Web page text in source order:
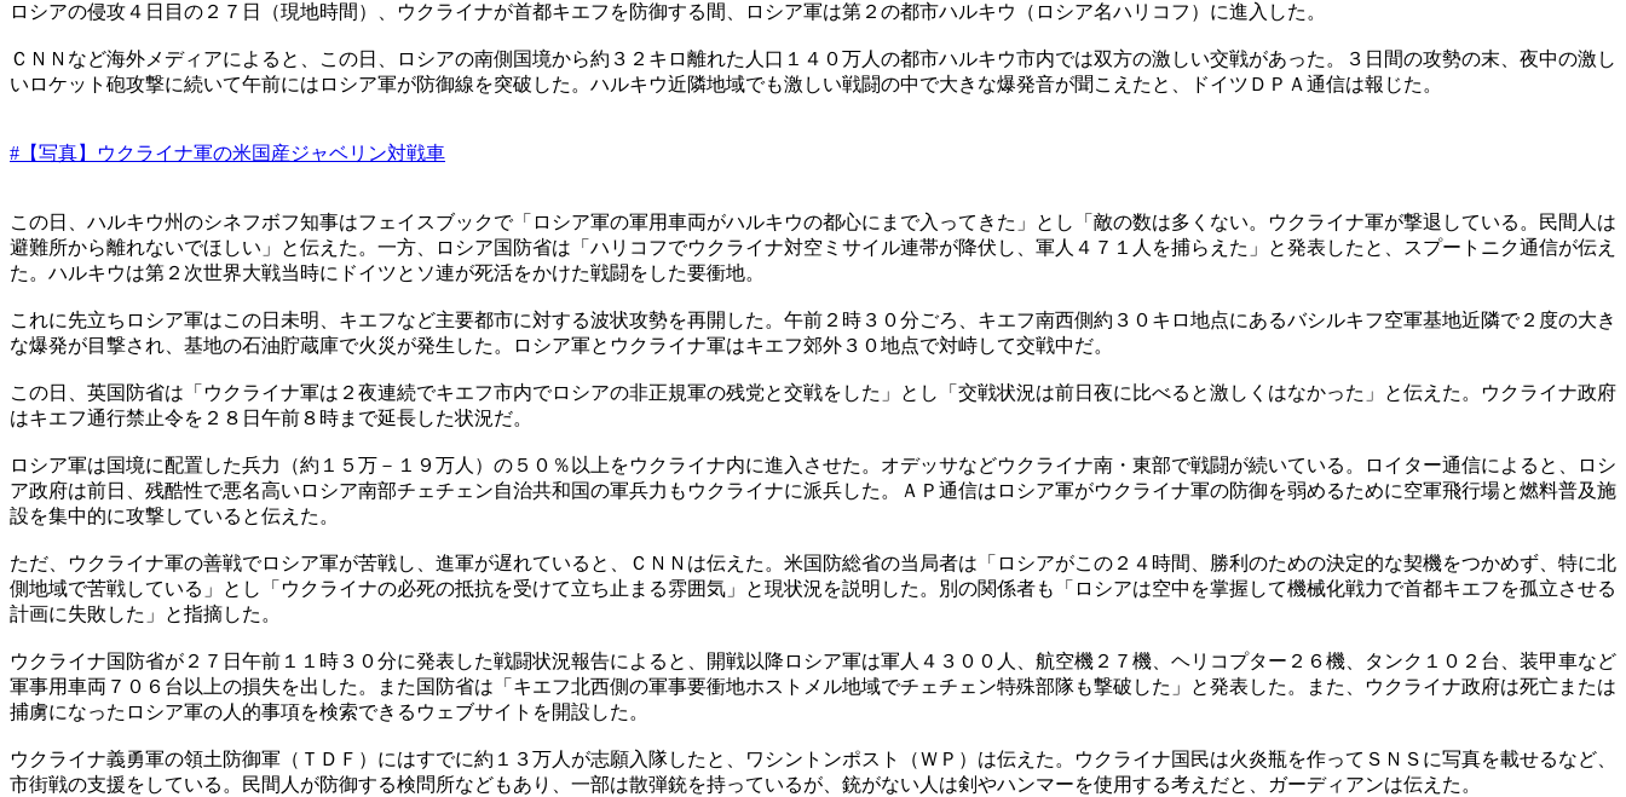
ロシアの侵攻４日目の２７日（現地時間）、ウクライナが首都キエフを防御する間、ロシア軍は第２の都市ハルキウ（ロシア名ハリコフ）に進入した。
ＣＮＮなど海外メディアによると、この日、ロシアの南側国境から約３２キロ離れた人口１４０万人の都市ハルキウ市内では双方の激しい交戦があった。３日間の攻勢の末、夜中の激し
いロケット砲攻撃に続いて午前にはロシア軍が防御線を突破した。ハルキウ近隣地域でも激しい戦闘の中で大きな爆発音が聞こえたと、ドイツＤＰＡ通信は報じた。
#【写真】ウクライナ軍の米国産ジャベリン対戦車
この日、ハルキウ州のシネフボフ知事はフェイスブックで「ロシア軍の軍用車両がハルキウの都心にまで入ってきた」とし「敵の数は多くない。ウクライナ軍が撃退している。民間人は
避難所から離れないでほしい」と伝えた。一方、ロシア国防省は「ハリコフでウクライナ対空ミサイル連帯が降伏し、軍人４７１人を捕らえた」と発表したと、スプートニク通信が伝え
た。ハルキウは第２次世界大戦当時にドイツとソ連が死活をかけた戦闘をした要衝地。
これに先立ちロシア軍はこの日未明、キエフなど主要都市に対する波状攻勢を再開した。午前２時３０分ごろ、キエフ南西側約３０キロ地点にあるバシルキフ空軍基地近隣で２度の大き
な爆発が目撃され、基地の石油貯蔵庫で火災が発生した。ロシア軍とウクライナ軍はキエフ郊外３０地点で対峙して交戦中だ。
この日、英国防省は「ウクライナ軍は２夜連続でキエフ市内でロシアの非正規軍の残党と交戦をした」とし「交戦状況は前日夜に比べると激しくはなかった」と伝えた。ウクライナ政府
はキエフ通行禁止令を２８日午前８時まで延長した状況だ。
ロシア軍は国境に配置した兵力（約１５万－１９万人）の５０％以上をウクライナ内に進入させた。オデッサなどウクライナ南・東部で戦闘が続いている。ロイター通信によると、ロシ
ア政府は前日、残酷性で悪名高いロシア南部チェチェン自治共和国の軍兵力もウクライナに派兵した。ＡＰ通信はロシア軍がウクライナ軍の防御を弱めるために空軍飛行場と燃料普及施
設を集中的に攻撃していると伝えた。
ただ、ウクライナ軍の善戦でロシア軍が苦戦し、進軍が遅れていると、ＣＮＮは伝えた。米国防総省の当局者は「ロシアがこの２４時間、勝利のための決定的な契機をつかめず、特に北
側地域で苦戦している」とし「ウクライナの必死の抵抗を受けて立ち止まる雰囲気」と現状況を説明した。別の関係者も「ロシアは空中を掌握して機械化戦力で首都キエフを孤立させる
計画に失敗した」と指摘した。
ウクライナ国防省が２７日午前１１時３０分に発表した戦闘状況報告によると、開戦以降ロシア軍は軍人４３００人、航空機２７機、ヘリコプター２６機、タンク１０２台、装甲車など
軍事用車両７０６台以上の損失を出した。また国防省は「キエフ北西側の軍事要衝地ホストメル地域でチェチェン特殊部隊も撃破した」と発表した。また、ウクライナ政府は死亡または
捕虜になったロシア軍の人的事項を検索できるウェブサイトを開設した。
ウクライナ義勇軍の領土防御軍（ＴＤＦ）にはすでに約１３万人が志願入隊したと、ワシントンポスト（ＷＰ）は伝えた。ウクライナ国民は火炎瓶を作ってＳＮＳに写真を載せるなど、
市街戦の支援をしている。民間人が防御する検問所などもあり、一部は散弾銃を持っているが、銃がない人は剣やハンマーを使用する考えだと、ガーディアンは伝えた。